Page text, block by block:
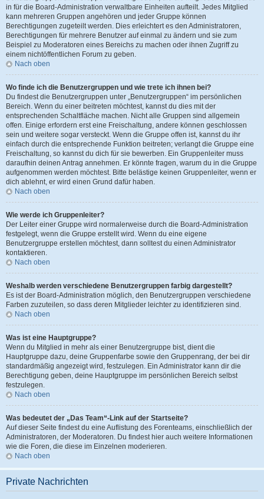
in für die Board-Administration verwaltbare Einheiten aufteilt. Jedes Mitglied
kann mehreren Gruppen angehören und jeder Gruppe können
Berechtigungen zugeteilt werden. Dies erleichtert es den Administratoren,
Berechtigungen für mehrere Benutzer auf einmal zu ändern und sie zum
Beispiel zu Moderatoren eines Bereichs zu machen oder ihnen Zugriff zu
einem nichtöffentlichen Forum zu geben.
Nach oben
Wo finde ich die Benutzergruppen und wie trete ich ihnen bei?
Du findest die Benutzergruppen unter „Benutzergruppen“ im persönlichen
Bereich. Wenn du einer beitreten möchtest, kannst du dies mit der
entsprechenden Schaltfläche machen. Nicht alle Gruppen sind allgemein
offen. Einige erfordern erst eine Freischaltung, andere können geschlossen
sein und weitere sogar versteckt. Wenn die Gruppe offen ist, kannst du ihr
einfach durch die entsprechende Funktion beitreten; verlangt die Gruppe eine
Freischaltung, so kannst du dich für sie bewerben. Ein Gruppenleiter muss
daraufhin deinen Antrag annehmen. Er könnte fragen, warum du in die Gruppe
aufgenommen werden möchtest. Bitte belästige keinen Gruppenleiter, wenn er
dich ablehnt, er wird einen Grund dafür haben.
Nach oben
Wie werde ich Gruppenleiter?
Der Leiter einer Gruppe wird normalerweise durch die Board-Administration
festgelegt, wenn die Gruppe erstellt wird. Wenn du eine eigene
Benutzergruppe erstellen möchtest, dann solltest du einen Administrator
kontaktieren.
Nach oben
Weshalb werden verschiedene Benutzergruppen farbig dargestellt?
Es ist der Board-Administration möglich, den Benutzergruppen verschiedene
Farben zuzuteilen, so dass deren Mitglieder leichter zu identifizieren sind.
Nach oben
Was ist eine Hauptgruppe?
Wenn du Mitglied in mehr als einer Benutzergruppe bist, dient die
Hauptgruppe dazu, deine Gruppenfarbe sowie den Gruppenrang, der bei dir
standardmäßig angezeigt wird, festzulegen. Ein Administrator kann dir die
Berechtigung geben, deine Hauptgruppe im persönlichen Bereich selbst
festzulegen.
Nach oben
Was bedeutet der „Das Team“-Link auf der Startseite?
Auf dieser Seite findest du eine Auflistung des Forenteams, einschließlich der
Administratoren, der Moderatoren. Du findest hier auch weitere Informationen
wie die Foren, die diese im Einzelnen moderieren.
Nach oben
Private Nachrichten